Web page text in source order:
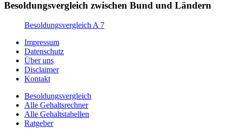
Besoldungsvergleich zwischen Bund und Ländern
Besoldungsvergleich A 7
Impressum
Datenschutz
Über uns
Disclaimer
Kontakt
Besoldungsvergleich
Alle Gehaltsrechner
Alle Gehaltstabellen
Ratgeber